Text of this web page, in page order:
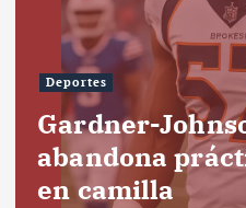
Deportes
Gardner-
abandona
en camilla